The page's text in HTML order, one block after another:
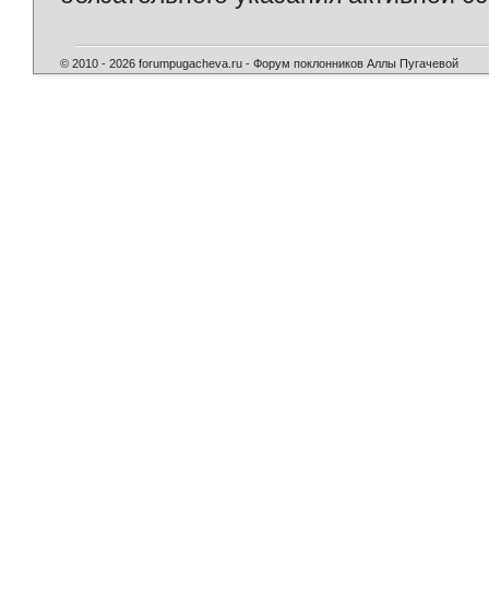
© 2010 - 2026 forumpugacheva.ru - Форум поклонников Аллы Пугачевой